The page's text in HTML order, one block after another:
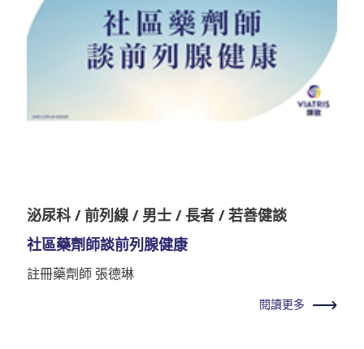
泌尿科 / 前列線 / 男士 / 長者 / 若善健談
社區藥劑師談前列腺健康
註冊藥劑師 張德琳
閱讀更多